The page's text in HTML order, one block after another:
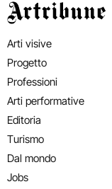
Artribune
Arti visive
Progetto
Professioni
Arti performative
Editoria
Turismo
Dal mondo
Jobs